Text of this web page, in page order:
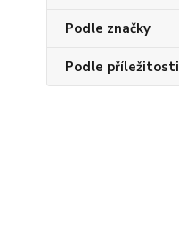
Podle značky
Podle příležitosti